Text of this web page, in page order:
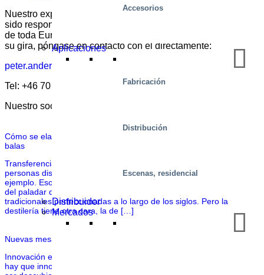
Accesorios
Aplicaciones
Fabricación
Distribución
Escenas, residencial
Distribuidor
Mercados
Nuestro experto en tecnología escénica Peter Andersson ha
sido responsable de cientos de mesas elevadoras en salas
de toda Europa. Para obtener más información o hablar de
su gira, póngase en contacto con él directamente:
peter.andersson@vpgab.com
Tel: +46 70 546 62 43
Nuestro socio:
Cómo se elabora el whisky irlandés con seguridad a prueba de
balas
Transferencia de cañones con seguro antibalas Millones de
personas disfrutan del whisky irlandés, solo o en café irlandés, por
ejemplo. Esos exquisitos sabores son el resultado de la sensibilidad
del paladar de los destiladores y de las técnicas artesanales
tradicionales perfeccionadas a lo largo de los siglos. Pero la
destilería tiene otra cara, la de […]
Nuevas mesas híbridas para acortar plazos y mejorar la calidad
Innovación en una nueva plataforma de mesa elevadora siempre
hay que innovar desde la base. Hay muchos avances esperando a